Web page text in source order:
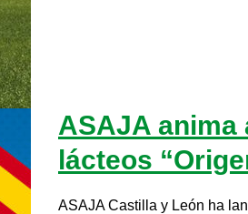
ASAJA anima
lácteos
ASAJA Castilla y León ha